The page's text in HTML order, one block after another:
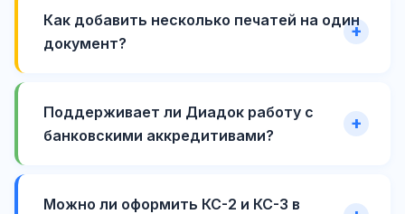
Как добавить несколько печатей на один
документ?
Поддерживает ли Диадок работу с
банковскими аккредитивами?
Можно ли оформить КС-2 и КС-3 в